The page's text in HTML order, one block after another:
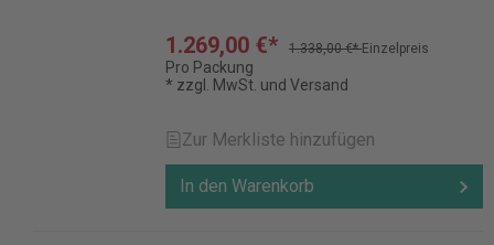
1.269,00 €* 1.338,00 €*Einzelpreis
Pro Packung
* zzgl. MwSt. und Versand
Zur Merkliste hinzufügen
In den Warenkorb